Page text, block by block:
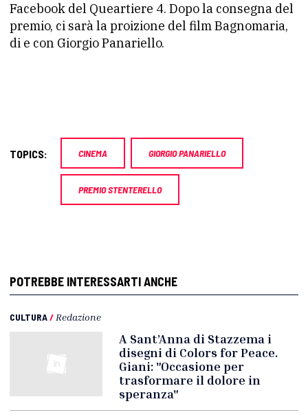
Facebook del Queartiere 4. Dopo la consegna del
premio, ci sarà la proizione del film Bagnomaria,
di e con Giorgio Panariello.
TOPICS: CINEMA GIORGIO PANARIELLO
PREMIO STENTERELLO
POTREBBE INTERESSARTI ANCHE
CULTURA/ Redazione
A Sant’Anna di Stazzema i
disegni di Colors for Peace.
Giani: "Occasione per
trasformare il dolore in
speranza"